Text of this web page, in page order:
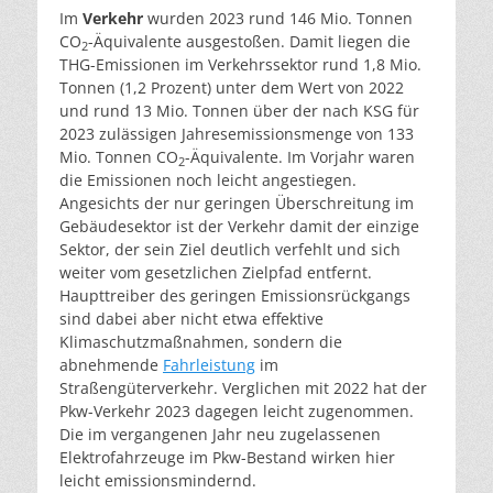
Im Verkehr wurden 2023 rund 146 Mio. Tonnen
CO2-Äquivalente ausgestoßen. Damit liegen die
THG-Emissionen im Verkehrssektor rund 1,8 Mio.
Tonnen (1,2 Prozent) unter dem Wert von 2022
und rund 13 Mio. Tonnen über der nach KSG für
2023 zulässigen Jahresemissionsmenge von 133
Mio. Tonnen CO2-Äquivalente. Im Vorjahr waren
die Emissionen noch leicht angestiegen.
Angesichts der nur geringen Überschreitung im
Gebäudesektor ist der Verkehr damit der einzige
Sektor, der sein Ziel deutlich verfehlt und sich
weiter vom gesetzlichen Zielpfad entfernt.
Haupttreiber des geringen Emissionsrückgangs
sind dabei aber nicht etwa effektive
Klimaschutzmaßnahmen, sondern die
abnehmende Fahrleistung im
Straßengüterverkehr. Verglichen mit 2022 hat der
Pkw-Verkehr 2023 dagegen leicht zugenommen.
Die im vergangenen Jahr neu zugelassenen
Elektrofahrzeuge im Pkw-Bestand wirken hier
leicht emissionsmindernd.